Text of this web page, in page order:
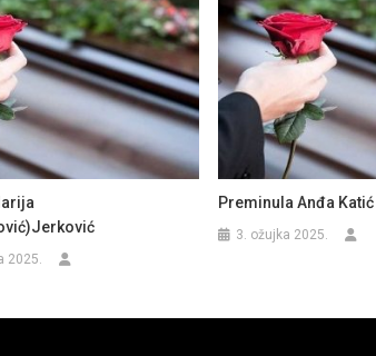
2025.
Preminula Anđa Katić
3. ožujka 2025.